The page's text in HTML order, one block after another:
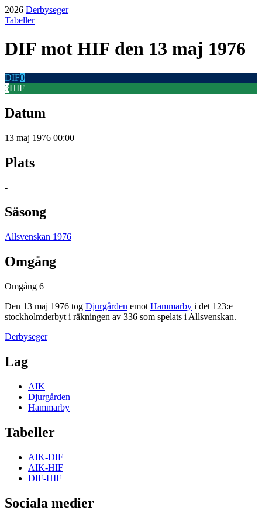
2026 Derbyseger
Tabeller
DIF mot HIF den 13 maj 1976
DIF0
3HIF
Datum
13 maj 1976 00:00
Plats
-
Säsong
Allsvenskan 1976
Omgång
Omgång 6
Den 13 maj 1976 tog Djurgården emot Hammarby i det 123:e
stockholmderbyt i räkningen av 336 som spelats i Allsvenskan.
Derbyseger
Lag
AIK
Djurgården
Hammarby
Tabeller
AIK-DIF
AIK-HIF
DIF-HIF
Sociala medier